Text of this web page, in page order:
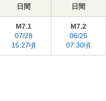
日間
日間
M7.1
07/28
16:27頃
M7.2
06/25
07:30頃